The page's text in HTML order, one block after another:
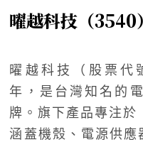
曜越科技（3540
曜越科技（股票代
年，是台灣知名的
牌。旗下產品專注於
涵蓋機殼、電源供